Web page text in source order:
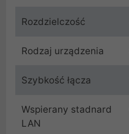
Rozdzielczość
Rodzaj urządzenia
Szybkość łącza
Wspierany stadnard
LAN